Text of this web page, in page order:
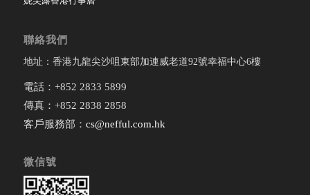
聯絡我們
地址：香港九龍尖沙咀東部加連威老道92號幸福中心6樓
電話：+852 2833 5899
傳真：+852 2838 2858
客戶服務部： cs@nefful.com.hk
微信號